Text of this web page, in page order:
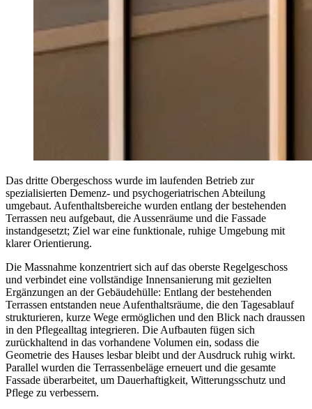
Das dritte Obergeschoss wurde im laufenden Betrieb zur
spezialisierten Demenz- und psychogeriatrischen Abteilung
umgebaut. Aufenthaltsbereiche wurden entlang der bestehenden
Terrassen neu aufgebaut, die Aussenräume und die Fassade
instandgesetzt; Ziel war eine funktionale, ruhige Umgebung mit
klarer Orientierung.
Die Massnahme konzentriert sich auf das oberste Regelgeschoss
und verbindet eine vollständige Innensanierung mit gezielten
Ergänzungen an der Gebäudehülle: Entlang der bestehenden
Terrassen entstanden neue Aufenthaltsräume, die den Tagesablauf
strukturieren, kurze Wege ermöglichen und den Blick nach draussen
in den Pflegealltag integrieren. Die Aufbauten fügen sich
zurückhaltend in das vorhandene Volumen ein, sodass die
Geometrie des Hauses lesbar bleibt und der Ausdruck ruhig wirkt.
Parallel wurden die Terrassenbeläge erneuert und die gesamte
Fassade überarbeitet, um Dauerhaftigkeit, Witterungsschutz und
Pflege zu verbessern.